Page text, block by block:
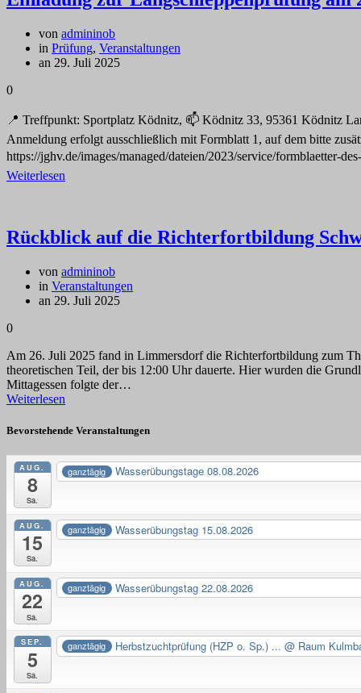
von admininob
in Prüfung, Veranstaltungen
an 29. Juli 2025
0
📍 Treffpunkt: Sportplatz Ködnitz, 📫 Ködnitz 33, 95361 Ködnitz
Anmeldung erfolgt ausschließlich mit Formblatt 1, auf dem bitte
https://jghv.de/images/managed/dateien/2023/service/formblaetter-
Weiterlesen
Rückblick auf die Richterfortbildung
von admininob
in Veranstaltungen
an 29. Juli 2025
0
Am 26. Juli 2025 fand in Limmersdorf die Richterfortbildung zum
theoretischen Teil, der bis 12:00 Uhr dauerte. Hier wurden die
Mittagessen folgte der…
Weiterlesen
Bevorstehende Veranstaltungen
AUG.
8
Sa.
ganztägig Wasserübungstage 08.08.2026
AUG.
15
Sa.
ganztägig Wasserübungstag 15.08.2026
AUG.
22
Sa.
ganztägig Wasserübungstag 22.08.2026
SEP.
5
Sa.
ganztägig Herbstzuchtprüfung (HZP o. Sp.) ...@ Raum